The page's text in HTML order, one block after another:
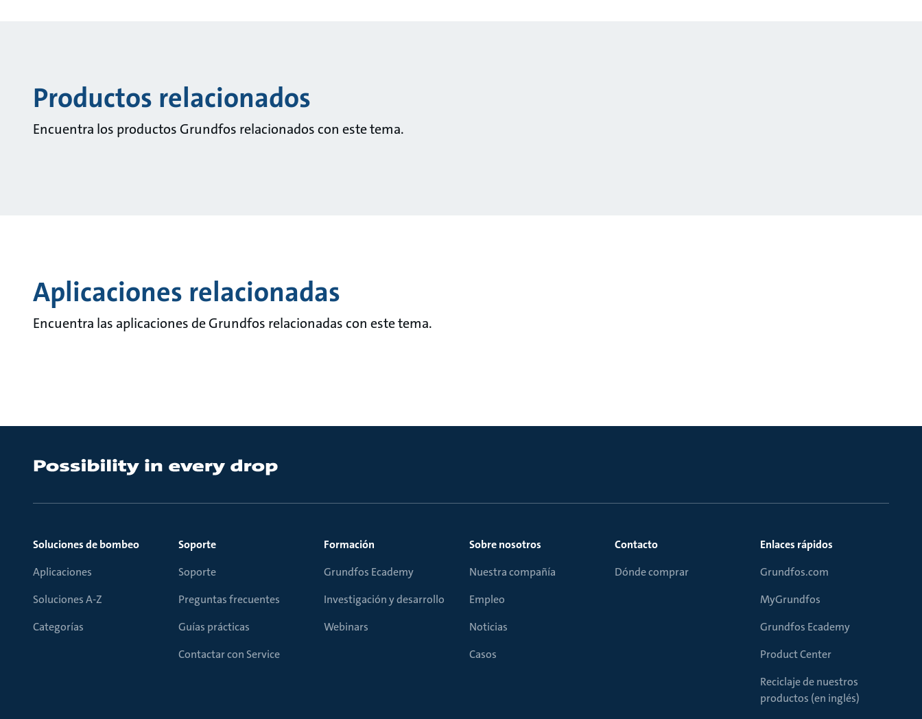
Productos relacionados
Encuentra los productos Grundfos relacionados con este tema.
Aplicaciones relacionadas
Encuentra las aplicaciones de Grundfos relacionadas con este tema.
Soluciones de bombeo
Aplicaciones
Soluciones A-Z
Categorías
Soporte
Soporte
Preguntas frecuentes
Guías prácticas
Contactar con Service
Formación
Grundfos Ecademy
Investigación y desarrollo
Webinars
Sobre nosotros
Nuestra compañía
Empleo
Noticias
Casos
Contacto
Dónde comprar
Enlaces rápidos
Grundfos.com
MyGrundfos
Grundfos Ecademy
Product Center
Reciclaje de nuestros
productos (en inglés)